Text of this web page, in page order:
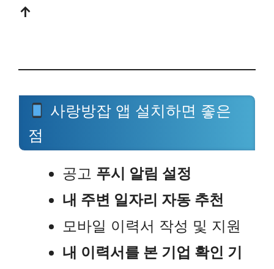
↑
사랑방잡 앱 설치하면 좋은
점
공고 푸시 알림 설정
내 주변 일자리 자동 추천
모바일 이력서 작성 및 지원
내 이력서를 본 기업 확인 기